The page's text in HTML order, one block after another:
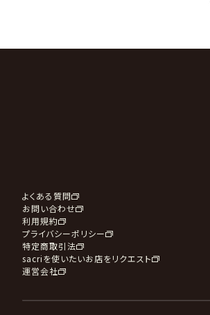
よくある質問
お問い合わせ
利用規約
プライバシーポリシー
特定商取引法
sacriを使いたいお店をリクエスト
運営会社